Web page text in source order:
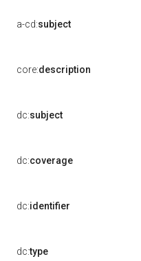
a-cd:subject
core:description
dc:subject
dc:coverage
dc:identifier
dc:type